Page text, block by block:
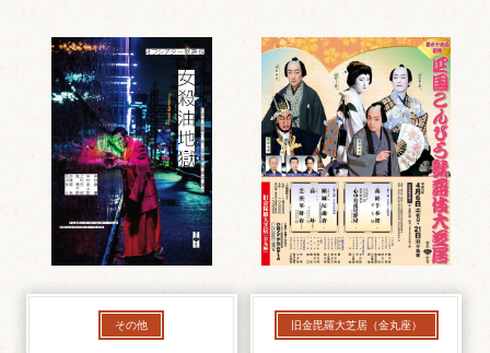
その他 旧金毘羅大芝居（金丸座）